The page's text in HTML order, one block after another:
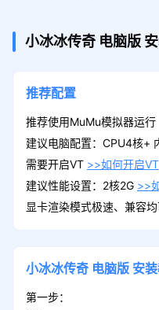
小冰冰传奇 电脑版
推荐配置
推荐使用MuMu模拟器运行
建议电脑配置：CPU4核+
需要开启VT >>如何开启VT
建议性能设置：2核2G >>
显卡渲染模式极速、兼容
小冰冰传奇 电脑版 安
第一步：